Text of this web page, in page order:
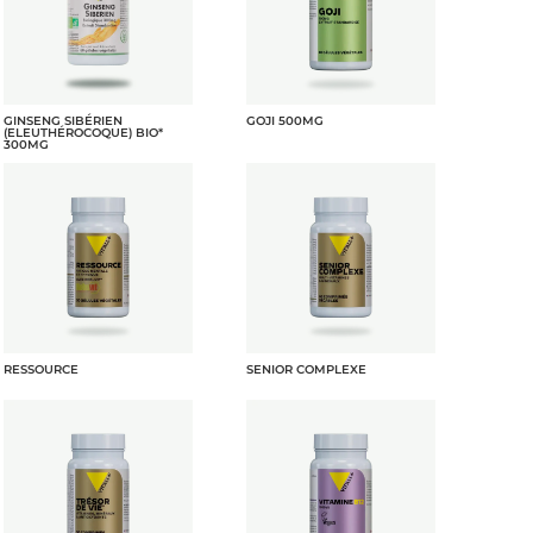
GINSENG SIBÉRIEN
(ELEUTHÉROCOQUE) BIO*
300MG
GOJI 500MG
RESSOURCE SENIOR COMPLEXE